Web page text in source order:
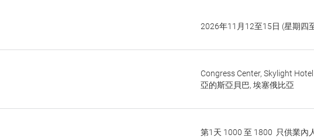
2026年11月12至15日 (星期四
Congress Center, Skylight Hotel
亞的斯亞貝巴, 埃塞俄比亞
第1天 1000 至 1800 只供業內